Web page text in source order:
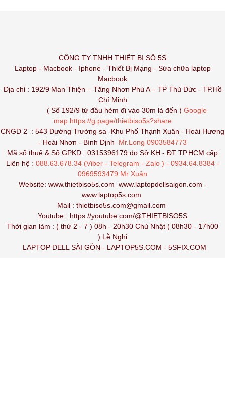
CÔNG TY TNHH THIẾT BỊ SỐ 5S
Laptop - Macbook - Iphone - Thiết Bị Mạng - Sửa chữa laptop
Macbook
Địa chỉ : 192/9 Man Thiện – Tăng Nhơn Phú A – TP Thủ Đức - TP.Hồ
Chí Minh
( Số 192/9 từ đầu hẻm đi vào 30m là đến ) Google
map https://g.page/thietbiso5s?share
CNGD 2 : 543 Đường Trường sa -Khu Phố Thạnh Xuân - Hoài Hương
- Hoài Nhơn - Bình Định
Mr.Long 0903584773
Mã số thuế & Số GPKD : 0315396179 do Sở KH - ĐT TP.HCM cấp
Liên hệ : 088.63.678.34 (Viber - Telegram - Zalo ) - 0934.64.8384 -
0969593479 Mr Xuân
Website: www.thietbiso5s.com www.laptopdellsaigon.com -
www.laptop5s.com
Mail : thietbiso5s.com@gmail.com
Youtube : https://youtube.com/@THIETBISO5S
Thời gian làm : ( thứ 2 - 7 ) 08h - 20h30 Chủ Nhật ( 08h30 - 17h00
) Lễ Nghỉ
LAPTOP DELL SÀI GÒN - LAPTOP5S.COM - 5SFIX.COM